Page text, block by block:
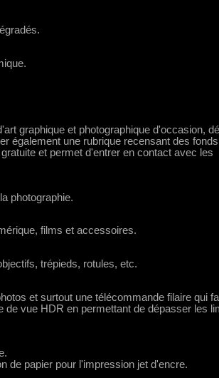
graphique et photographique d'occasion,
également une rubrique recensant des
et permet d'entrer en contact avec les
photographie.
films et accessoires.
trépieds, rotules, etc.
et surtout une télécommande filaire qui
de vue HDR en permettant de dépasser les
de papier pour l'impression jet d'encre.